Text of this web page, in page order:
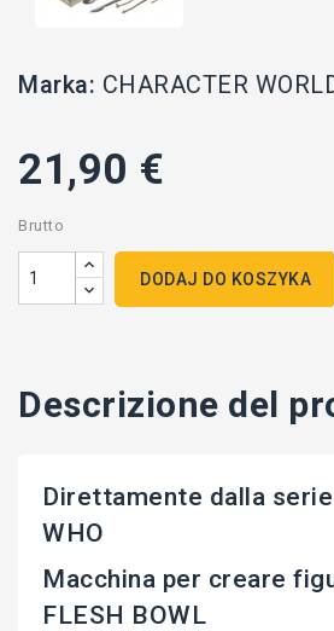
Marka: CHARACTER
21,90 €
Brutto
DODAJ DO KOSZYKA
Descrizione del
Direttamente dalla serie
WHO
Macchina per creare
FLESH BOWL